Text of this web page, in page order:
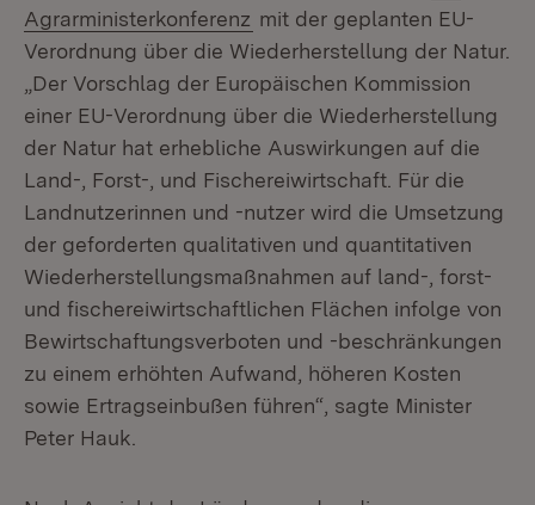
Agrarministerkonferenz (Öffnet in neuem Fenster)
mit der geplanten EU-
Verordnung über die Wiederherstellung der Natur.
„Der Vorschlag der Europäischen Kommission
einer EU-Verordnung über die Wiederherstellung
der Natur hat erhebliche Auswirkungen auf die
Land-, Forst-, und Fischereiwirtschaft. Für die
Landnutzerinnen und -nutzer wird die Umsetzung
der geforderten qualitativen und quantitativen
Wiederherstellungsmaßnahmen auf land-, forst-
und fischereiwirtschaftlichen Flächen infolge von
Bewirtschaftungsverboten und -beschränkungen
zu einem erhöhten Aufwand, höheren Kosten
sowie Ertragseinbußen führen“, sagte Minister
Peter Hauk.